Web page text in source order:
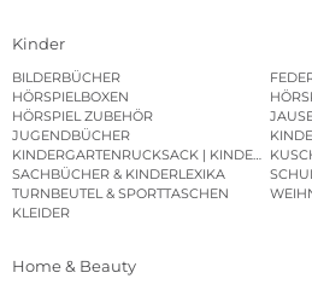
Kinder
BILDERBÜCHER
HÖRSPIELBOXEN
HÖRSPIEL ZUBEHÖR
JUGENDBÜCHER
KINDERGARTENRUCKSACK |
SACHBÜCHER & KINDERLEXIKA
TURNBEUTEL & SPORTTASCHEN
KLEIDER
Home & Beauty